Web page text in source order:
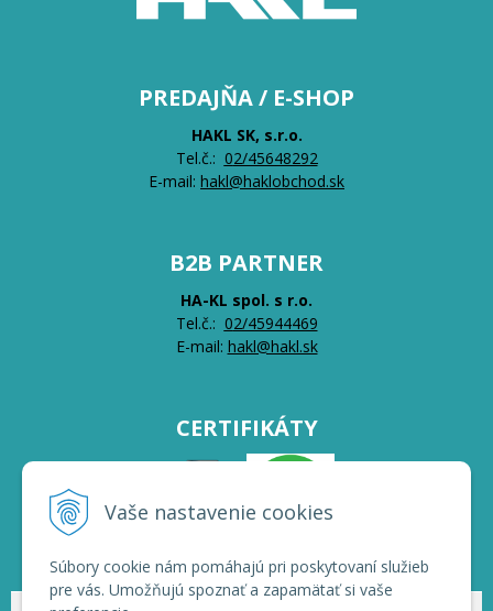
Vaše nastavenie cookies
Súbory cookie nám pomáhajú pri poskytovaní služieb
pre vás. Umožňujú spoznať a zapamätať si vaše
PREDAJŇA / E-SHOP
HAKL SK, s.r.o.
Tel.č.: 02/45648292
E-mail: hakl@haklobchod.sk
B2B PARTNER
HA-KL spol. s r.o.
Tel.č.: 02/45944469
E-mail: hakl@hakl.sk
CERTIFIKÁTY